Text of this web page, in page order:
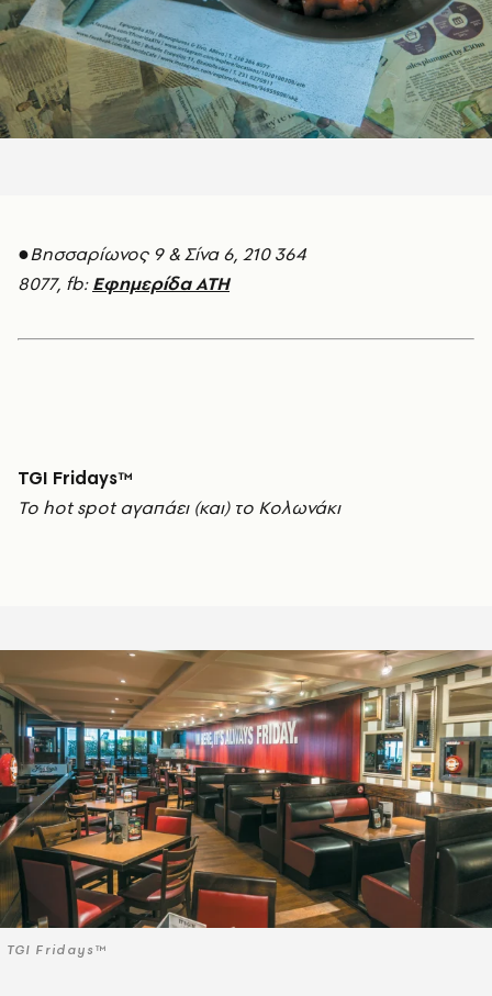
●Βησσαρίωνος 9 & Σίνα 6, 210 364
8077, fb:Εφημερίδα ΑΤΗ
TGI Fridays™
Το hot spot αγαπάει (και) το Κολωνάκι
TGI Fridays™